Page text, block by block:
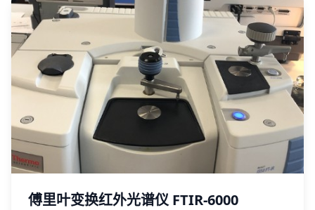
傅里叶变换红外光谱仪 FTIR-6000